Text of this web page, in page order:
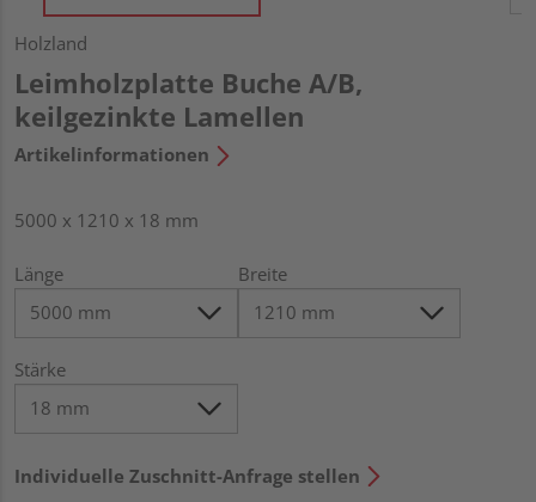
Holzland
Leimholzplatte Buche A/B,
keilgezinkte Lamellen
Artikelinformationen
5000 x 1210 x 18 mm
Länge Breite
Stärke
Individuelle Zuschnitt-Anfrage stellen